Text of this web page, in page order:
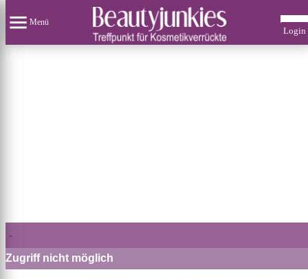
Menü
Login
-
Zugriff nicht möglich